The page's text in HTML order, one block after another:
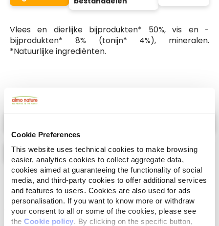
Cookie Preferences
This website uses technical cookies to make browsing
easier, analytics cookies to collect aggregate data,
cookies aimed at guaranteeing the functionality of social
media, and third-party cookies to offer additional services
and features to users. Cookies are also used for ads
personalisation. If you want to know more or withdraw
your consent to all or some of the cookies, please see
the Cookie policy. By clicking on the specific button,
Vlees en dierlijke bijprodukten* 50%, vis en -
bijprodukten* 8% (tonijn* 4%), mineralen.
*Natuurlijke ingrediënten.
Select a tab
Lijst Kaart